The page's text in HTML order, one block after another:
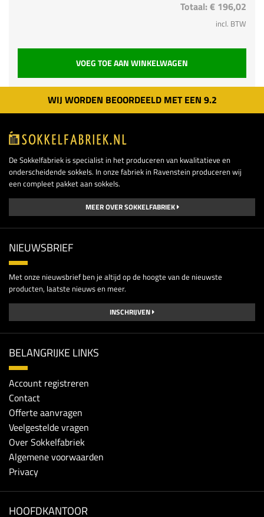
Totaal: € 196,02
incl. BTW
VOEG TOE AAN WINKELWAGEN
WIJ WORDEN BEOORDEELD MET EEN 9.2
De Sokkelfabriek is specialist in het produceren van kwalitatieve en
onderscheidende sokkels. In onze fabriek in Ravenstein produceren wij
een compleet pakket aan sokkels.
MEER OVER SOKKELFABRIEK
NIEUWSBRIEF
Met onze nieuwsbrief ben je altijd op de hoogte van de nieuwste
producten, laatste nieuws en meer.
INSCHRIJVEN
BELANGRIJKE LINKS
Account registreren
Contact
Offerte aanvragen
Veelgestelde vragen
Over Sokkelfabriek
Algemene voorwaarden
Privacy
HOOFDKANTOOR